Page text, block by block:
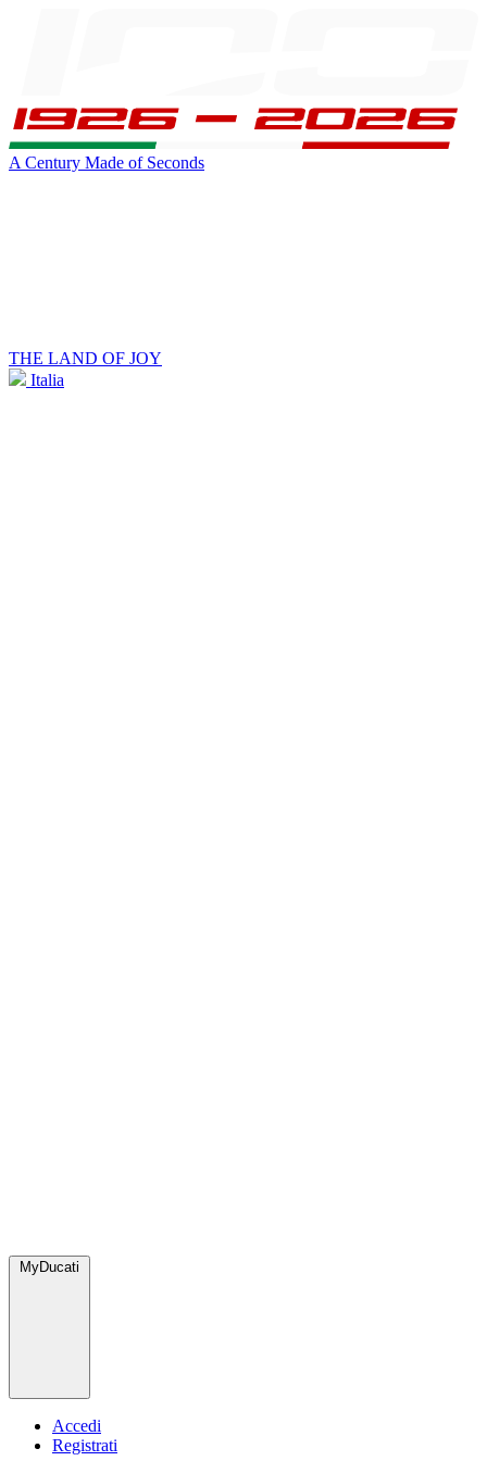
A Century Made of Seconds
THE LAND OF JOY
Italia
MyDucati
Accedi
Registrati